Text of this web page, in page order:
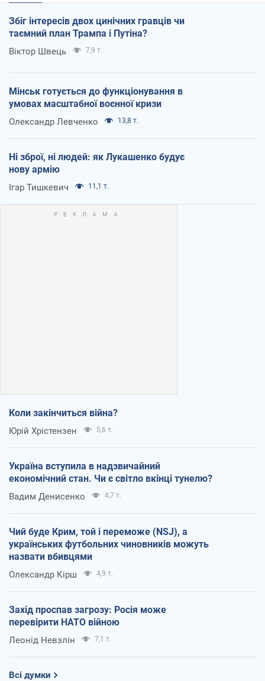
Збіг інтересів двох цинічних гравців чи
таємний план Трампа і Путіна?
Віктор Швець 7,9 т.
Мінськ готується до функціонування в
умовах масштабної воєнної кризи
Олександр Левченко 13,8 т.
Ні зброї, ні людей: як Лукашенко будує
нову армію
Ігар Тишкевич 11,1 т.
Коли закінчиться війна?
Юрій Хрістензен 5,6 т.
Україна вступила в надзвичайний
економічний стан. Чи є світло вкінці тунелю?
Вадим Денисенко 4,7 т.
Чий буде Крим, той і переможе (NSJ), а
українських футбольних чиновників можуть
назвати вбивцями
Олександр Кірш 4,9 т.
Захід проспав загрозу: Росія може
перевірити НАТО війною
Леонід Невзлін 7,1 т.
Всі думки